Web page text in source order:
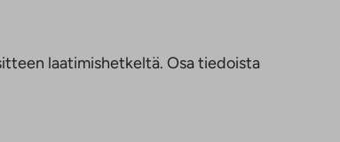
laatimishetkeltä. Osa tiedoista